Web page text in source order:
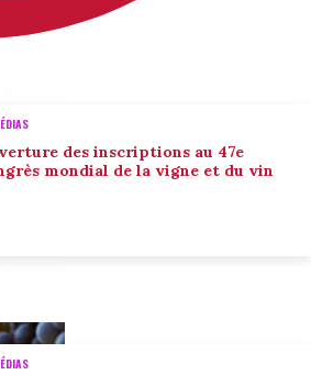
des inscriptions au 47e
mondial de la vigne et du vin